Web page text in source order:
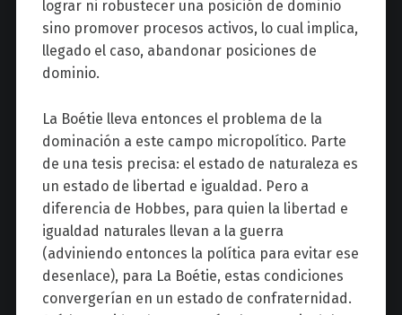
lograr ni robustecer una posición de dominio
sino promover procesos activos, lo cual implica,
llegado el caso, abandonar posiciones de
dominio.
La Boétie lleva entonces el problema de la
dominación a este campo micropolítico. Parte
de una tesis precisa: el estado de naturaleza es
un estado de libertad e igualdad. Pero a
diferencia de Hobbes, para quien la libertad e
igualdad naturales llevan a la guerra
(adviniendo entonces la política para evitar ese
desenlace), para La Boétie, estas condiciones
convergerían en un estado de confraternidad.